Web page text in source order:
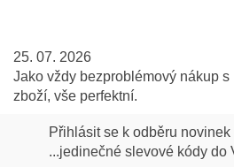
25. 07. 2026
Jako vždy bezproblémový nákup
zboží, vše perfektní.
Přihlásit se k odběru
...jedinečné slevové kódy do